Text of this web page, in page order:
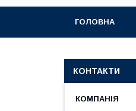
ГОЛОВНА
КОНТАКТИ